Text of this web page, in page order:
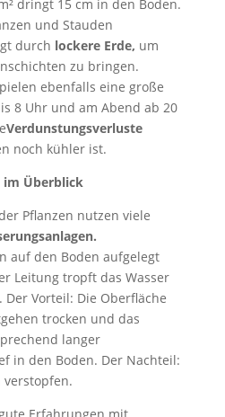
dringt 15 cm in den Boden.
und Stauden
durch lockere Erde, um
zu bringen.
ebenfalls eine große
8 Uhr und am Abend ab 20
Verdunstungsverluste
noch kühler ist.
im Überblick
Pflanzen nutzen viele
auf den Boden aufgelegt
Leitung tropft das Wasser
Vorteil: Die Oberfläche
trocken und das
langer
in den Boden. Der Nachteil:
verstopfen.
Erfahrungen mit